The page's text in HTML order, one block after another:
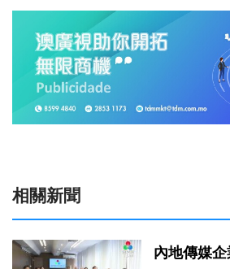
相關新聞
內地傳媒